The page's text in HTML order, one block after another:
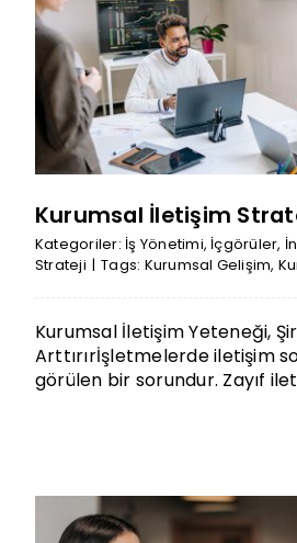
Kurumsal İletişim
Kategoriler: İş Yönetimi, İçgörüler,
Strateji | Tags: Kurumsal Gelişim,
Kurumsal İletişim Yeteneği,
Arttırırİşletmelerde iletişim
görülen bir sorundur. Zayıf